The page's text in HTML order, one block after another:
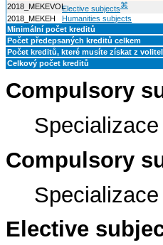
2018_MEKEVOLElective subjects⌘
2018_MEKEH
Humanities subjects
Minimální počet kreditů
Počet předepsaných kreditů celkem
Počet kreditů, které musíte získat z
Celkový počet kreditů
Compulsory
Compulsory
Elective